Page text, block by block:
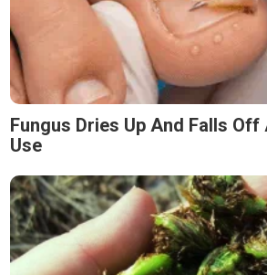
Fungus Dries Up And Falls
Use